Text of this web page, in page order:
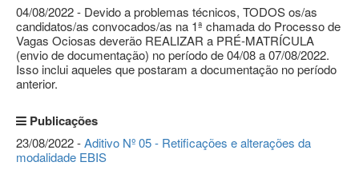
04/08/2022 - Devido a problemas técnicos, TODOS os/as
candidatos/as convocados/as na 1ª chamada do Processo de
Vagas Ociosas deverão REALIZAR a PRÉ-MATRÍCULA
(envio de documentação) no período de 04/08 a 07/08/2022.
Isso inclui aqueles que postaram a documentação no período
anterior.
Publicações
23/08/2022 -Aditivo Nº 05 - Retificações e alterações da
modalidade EBIS